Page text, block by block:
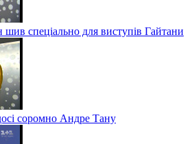
спеціально для виступів Гайтани
соромно Андре Тану